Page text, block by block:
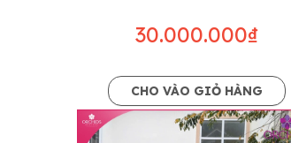
30.000.000₫
CHO VÀO GIỎ HÀNG